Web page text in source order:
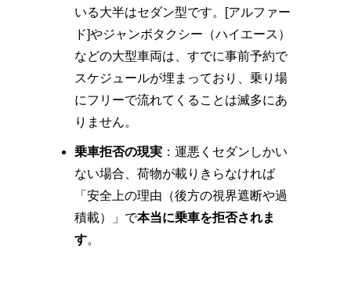
いる大半はセダン型です。[アルファー
ド]やジャンボタクシー（ハイエース）
などの大型車両は、すでに事前予約で
スケジュールが埋まっており、乗り場
にフリーで流れてくることは滅多にあ
りません。
乗車拒否の現実：運悪くセダンしかい
ない場合、荷物が載りきらなければ
「安全上の理由（後方の視界遮断や過
積載）」で本当に乗車を拒否されま
す。